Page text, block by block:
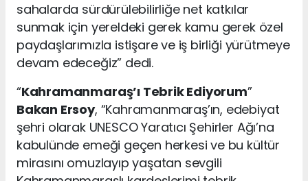
sahalarda sürdürülebilirliğe net katkılar
sunmak için yereldeki gerek kamu gerek özel
paydaşlarımızla istişare ve iş birliği yürütmeye
devam edeceğiz” dedi.
“Kahramanmaraş’ı Tebrik Ediyorum”
Bakan Ersoy, “Kahramanmaraş’ın, edebiyat
şehri olarak UNESCO Yaratıcı Şehirler Ağı’na
kabulünde emeği geçen herkesi ve bu kültür
mirasını omuzlayıp yaşatan sevgili